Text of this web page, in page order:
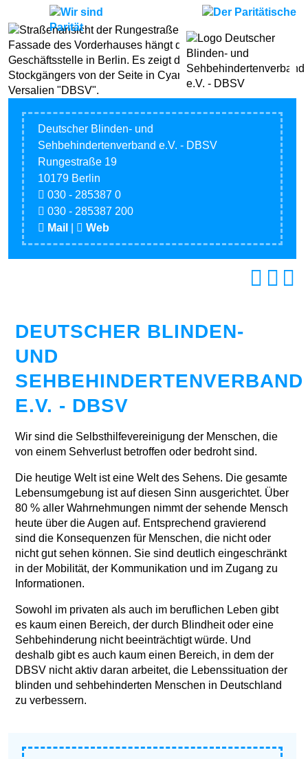
DEUTSCHER BLINDEN-
UND
SEHBEHINDERTENVERBAND
E.V. - DBSV
Wir sind die Selbsthilfevereinigung der Menschen, die
von einem Sehverlust betroffen oder bedroht sind.
Die heutige Welt ist eine Welt des Sehens. Die gesamte
Lebensumgebung ist auf diesen Sinn ausgerichtet. Über
80 % aller Wahrnehmungen nimmt der sehende Mensch
heute über die Augen auf. Entsprechend gravierend
sind die Konsequenzen für Menschen, die nicht oder
nicht gut sehen können. Sie sind deutlich eingeschränkt
in der Mobilität, der Kommunikation und im Zugang zu
Informationen.
Sowohl im privaten als auch im beruflichen Leben gibt
es kaum einen Bereich, der durch Blindheit oder eine
Sehbehinderung nicht beeinträchtigt würde. Und
deshalb gibt es auch kaum einen Bereich, in dem der
DBSV nicht aktiv daran arbeitet, die Lebenssituation der
blinden und sehbehinderten Menschen in Deutschland
zu verbessern.
Deutscher Blinden- und
Sehbehindertenverband e.V. - DBSV
Rungestraße 19
10179 Berlin
030 - 285387 0
030 - 285387 200
Mail
Web